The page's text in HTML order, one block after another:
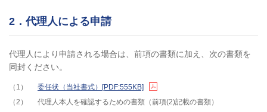
2．代理人による申請
代理人により申請される場合は、前項の書類に加え、次の書類を
同封ください。
1 委任状（当社書式）
[PDF:555KB]
2
代理人本人を確認するための書類（前項(2)記載の書類）